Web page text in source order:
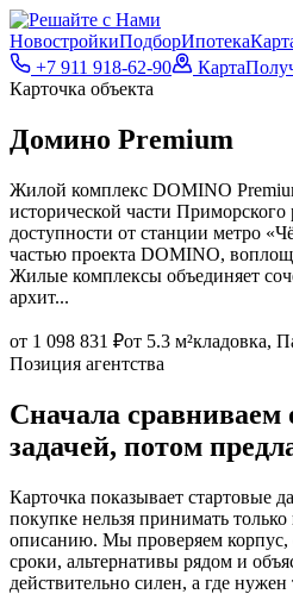
НовостройкиПодборИпотека
+7 911 918-62-90
Карта
Карточка объекта
Домино Premium
Жилой комплекс DOMINO
исторической части
доступности от станции метро
частью проекта DOMINO,
Жилые комплексы объединяет
архит...
от 1 098 831 ₽от 5.3 м²кладовка,
Позиция агентства
Сначала сравниваем
задачей, потом
Карточка показывает стартовые
покупке нельзя принимать
описанию. Мы проверяем корпус,
сроки, альтернативы рядом и
действительно силен, а где нужен